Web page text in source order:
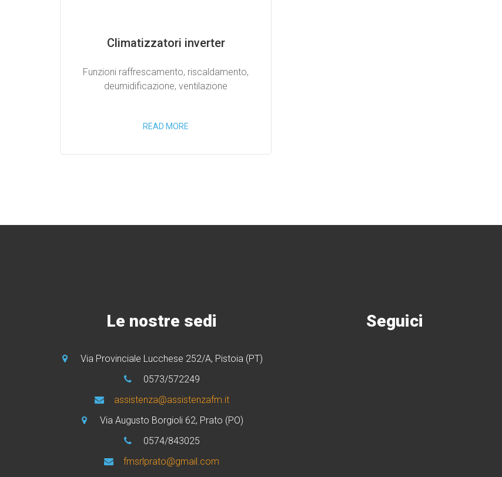
Climatizzatori inverter
Funzioni raffrescamento, riscaldamento,
deumidificazione, ventilazione
READ MORE
Le nostre sedi
Via Provinciale Lucchese 252/A, Pistoia (PT)
0573/572249
assistenza@assistenzafm.it
Via Augusto Borgioli 62, Prato (PO)
0574/843025
fmsrlprato@gmail.com
Seguici